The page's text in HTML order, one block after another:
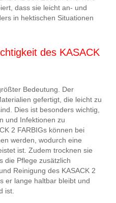
dass sie leicht an- und
in hektischen Situationen
des KASACK
Bedeutung. Der
gefertigt, die leicht zu
Dies ist besonders wichtig,
und Infektionen zu
2 FARBIGs können bei
werden, wodurch eine
ist. Zudem trocknen sie
die Pflege zusätzlich
Reinigung des KASACK 2
er lange haltbar bleibt und
ist.